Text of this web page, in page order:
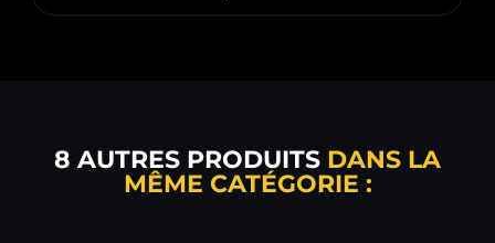
8 AUTRES PRODUITS DANS LA
MÊME CATÉGORIE :